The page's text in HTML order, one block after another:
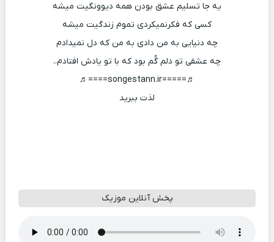
یه جا تسلیم عشق بودن همه دیوونگیت میشه
کسی که فکرنمیکردی تموم زندگیت میشه
چه دنیایی به من دادی به من که دل نمیدادم
چه عشقی تو دلم گُم بود که با تو یادش افتادم..
♬=====songestann.ir====♬
لذت ببرید
پخش آنلاین موزیک